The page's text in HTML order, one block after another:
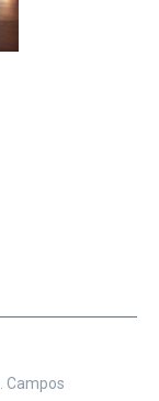
Campos